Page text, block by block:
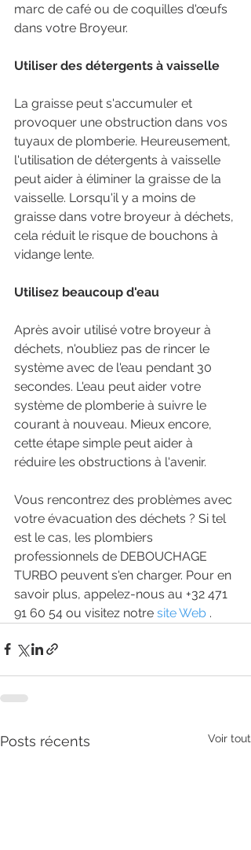
marc de café ou de coquilles d'œufs
dans votre Broyeur.
Utiliser des détergents à vaisselle
La graisse peut s'accumuler et
provoquer une obstruction dans vos
tuyaux de plomberie. Heureusement,
l'utilisation de détergents à vaisselle
peut aider à éliminer la graisse de la
vaisselle. Lorsqu'il y a moins de
graisse dans votre broyeur à déchets,
cela réduit le risque de bouchons à
vidange lente.
Utilisez beaucoup d'eau
Après avoir utilisé votre broyeur à
déchets, n'oubliez pas de rincer le
système avec de l'eau pendant 30
secondes. L'eau peut aider votre
système de plomberie à suivre le
courant à nouveau. Mieux encore,
cette étape simple peut aider à
réduire les obstructions à l'avenir.
Vous rencontrez des problèmes avec
votre évacuation des déchets ? Si tel
est le cas, les plombiers
professionnels de DEBOUCHAGE
TURBO peuvent s'en charger. Pour en
savoir plus, appelez-nous au +32 471
91 60 54 ou visitez notre site Web .
Posts récents Voir tout